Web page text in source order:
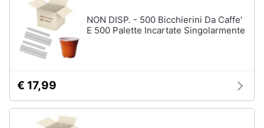
NON DISP. - 500 Bicchierini Da Caffe'
E 500 Palette Incartate Singolarmente
€ 17,99